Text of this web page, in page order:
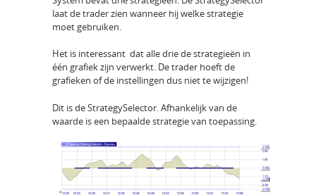
laat de trader zien wanneer hij welke strategie
moet gebruiken.
Het is interessant dat alle drie de strategieën in
één grafiek zijn verwerkt. De trader hoeft de
grafieken of de instellingen dus niet te wijzigen!
Dit is de StrategySelector. Afhankelijk van de
waarde is een bepaalde strategie van toepassing.